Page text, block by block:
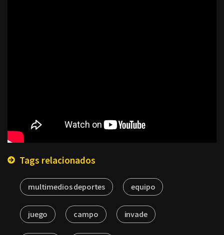
Tags relacionados
multimedios deportes equipo
juego campo invade